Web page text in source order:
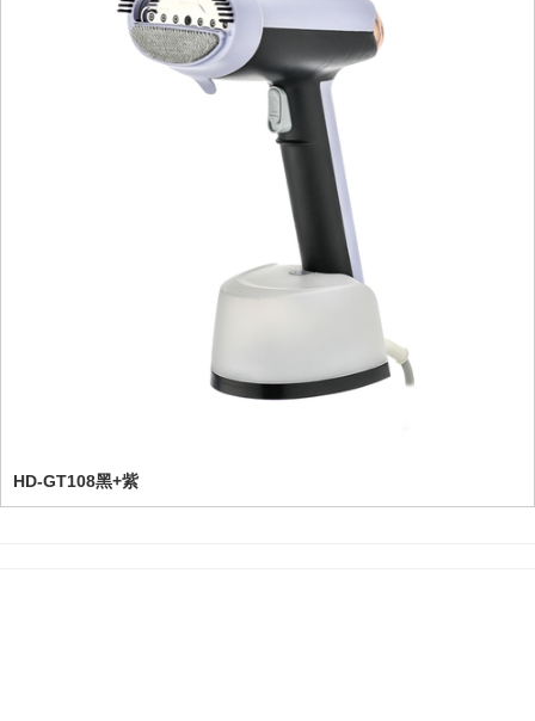
HD-GT108黑+紫